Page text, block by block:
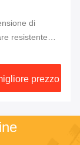
di
resistente
di rame
prezzo